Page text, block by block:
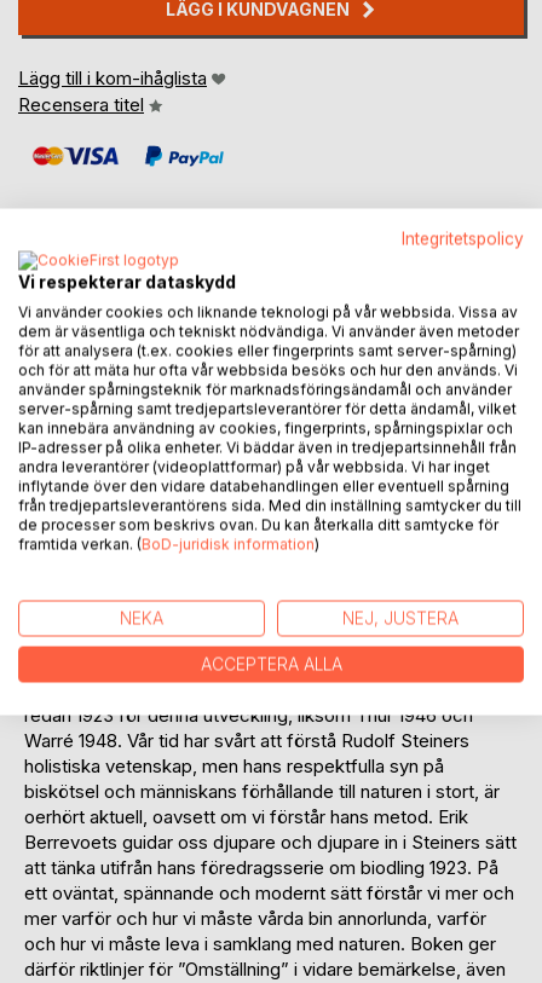
LÄGG I KUNDVAGNEN
Lägg till i kom-ihåglista
Recensera titel
BESKRIVNING
Biodling på nygammalt sätt
Inspiration från äldre modeller av bikupor är åter i ropet,
t.ex. Warré och TbH. Fler vill börja med biskötsel för att
rädda de utrotningshotade bina. Naturlig biskötsel hävdar
att människan har gjort för stora ingrepp i binas naturliga
processer. Det är inte bara kortsiktigt konventionellt
jordbruk med pesticider och ensidig växtodling som
halverat antalet bin sedan mitten på förra seklet. Det är
bakterier, virus eller Varroakvalster som är problemet, de
har alltid funnits, utan varför de tar överhanden.
Rudolf Steiner, den ekologiska odlingens anfader, varnade
redan 1923 för denna utveckling, liksom Thür 1946 och
Warré 1948. Vår tid har svårt att förstå Rudolf Steiners
holistiska vetenskap, men hans respektfulla syn på
biskötsel och människans förhållande till naturen i stort, är
oerhört aktuell, oavsett om vi förstår hans metod. Erik
Berrevoets guidar oss djupare och djupare in i Steiners sätt
att tänka utifrån hans föredragsserie om biodling 1923. På
ett oväntat, spännande och modernt sätt förstår vi mer och
mer varför och hur vi måste vårda bin annorlunda, varför
och hur vi måste leva i samklang med naturen. Boken ger
därför riktlinjer för ”Omställning” i vidare bemärkelse, även
Integritetspolicy
Vi respekterar dataskydd
Vi använder cookies och liknande teknologi på vår webbsida. Vissa av
dem är väsentliga och tekniskt nödvändiga. Vi använder även metoder
för att analysera (t.ex. cookies eller fingerprints samt server-spårning)
och för att mäta hur ofta vår webbsida besöks och hur den används. Vi
använder spårningsteknik för marknadsföringsändamål och använder
server-spårning samt tredjepartsleverantörer för detta ändamål, vilket
kan innebära användning av cookies, fingerprints, spårningspixlar och
IP-adresser på olika enheter. Vi bäddar även in tredjepartsinnehåll från
andra leverantörer (videoplattformar) på vår webbsida. Vi har inget
inflytande över den vidare databehandlingen eller eventuell spårning
från tredjepartsleverantörens sida. Med din inställning samtycker du till
de processer som beskrivs ovan. Du kan återkalla ditt samtycke för
framtida verkan. (BoD-juridisk information)
NEKA NEJ, JUSTERA
ACCEPTERA ALLA